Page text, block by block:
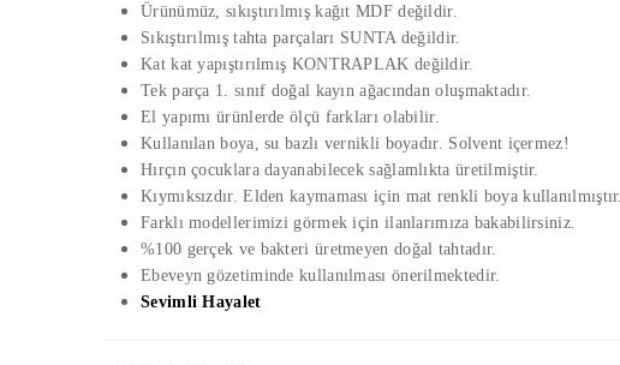
Ürünümüz, sıkıştırılmış kağıt MDF değildir.
Sıkıştırılmış tahta parçaları SUNTA değildir.
Kat kat yapıştırılmış KONTRAPLAK değildir.
Tek parça 1. sınıf doğal kayın ağacından oluşmaktadır.
El yapımı ürünlerde ölçü farkları olabilir.
Kullanılan boya, su bazlı vernikli boyadır. Solvent içermez!
Hırçın çocuklara dayanabilecek sağlamlıkta üretilmiştir.
Kıymıksızdır. Elden kaymaması için mat renkli boya kullanılmıştır.
Farklı modellerimizi görmek için ilanlarımıza bakabilirsiniz.
%100 gerçek ve bakteri üretmeyen doğal tahtadır.
Ebeveyn gözetiminde kullanılması önerilmektedir.
Sevimli Hayalet